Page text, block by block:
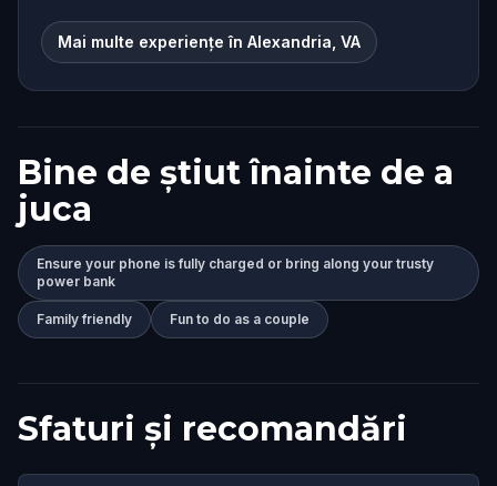
Mai multe experiențe în Alexandria, VA
Bine de știut înainte de a
juca
Ensure your phone is fully charged or bring along your trusty
power bank
Family friendly Fun to do as a couple
Sfaturi și recomandări